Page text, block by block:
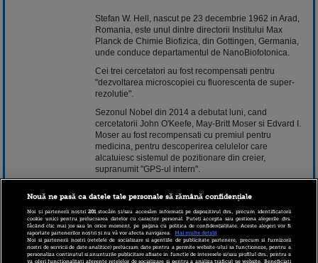
Stefan W. Hell, nascut pe 23 decembrie 1962 in Arad,
Romania, este unul dintre directorii Institului Max
Planck de Chimie Biofizica, din Gottingen, Germania,
unde conduce departamentul de NanoBiofotonica.
Cei trei cercetatori au fost recompensati pentru
"dezvoltarea microscopiei cu fluorescenta de super-
rezolutie".
Sezonul Nobel din 2014 a debutat luni, cand
cercetatorii John O'Keefe, May-Britt Moser si Edvard I.
Moser au fost recompensati cu premiul pentru
medicina, pentru descoperirea celulelor care
alcatuiesc sistemul de pozitionare din creier,
supranumit "GPS-ul intern".
si american de origine japoneza Shuji Nakamura au
castigat premiul Nobel pentru fizica, pentru inventarea
diodelor electroluminiscente (LED) cu lumina albastra.
Premiul Nobel pentru literatura va fi atribuit joi, iar cel
pentru pace, vineri.
Nouă ne pasă ca datele tale personale să rămână confidențiale
Noi și partenerii noștri201stocăm și/sau accesăm informații pe dispozitivul dvs., precum identificatorii
cookie unici pentru prelucrarea datelor cu caracter personal. Puteți accepta sau gestiona alegerile dvs.
făcând clic mai jos sau în orice moment, pe pagina cu politica de confidențialitate. Aceste alegeri vor fi
raportate partenerilor noștri și nu vă vor afecta navigarea.
Mai multe detalii
Noi si partenerii nostri (retelele de socializare si agentiile de publicitate partenere, precum si furnizorii
nostri de servicii de date analitice) prelucram date pentru a permite website-ului sa functioneze, pentru a
personaliza continutul si anunturile publicitare afisate in functie de interesele si/sau profilul dvs., pentru a
va oferi functionalitati aferente retelelor de socializare si pentru a analiza traficul pe website. Beneficiati